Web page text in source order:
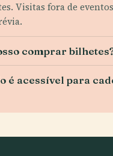
Visitas fora de
comprar
é acessível para